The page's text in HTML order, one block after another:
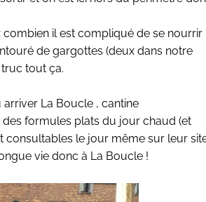
combien il est compliqué de se nourrir
de gargottes (deux dans notre
tout ça.
arriver La Boucle , cantine
formules plats du jour chaud (et
consultables le jour même sur leur
vie donc à La Boucle !